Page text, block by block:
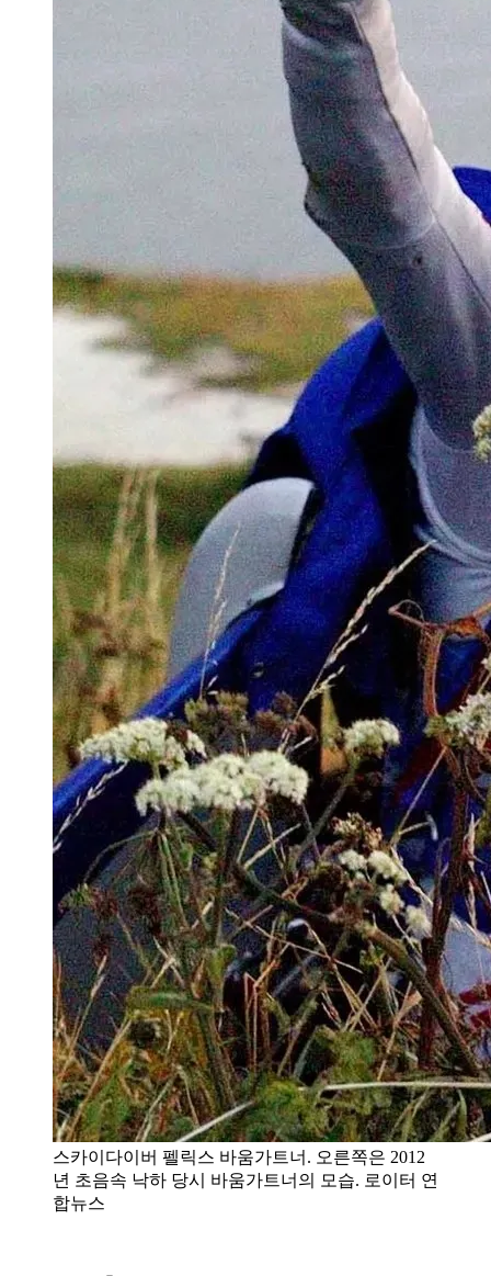
스카이다이버 펠릭스 바움가트너. 오른쪽은 2012
년 초음속 낙하 당시 바움가트너의 모습. 로이터 연
합뉴스